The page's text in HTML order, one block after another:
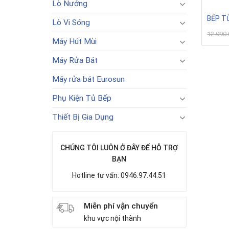
Lò Nướng
Lò Vi Sóng
Máy Hút Mùi
Máy Rửa Bát
Máy rửa bát Eurosun
Phụ Kiện Tủ Bếp
Thiết Bị Gia Dụng
CHÚNG TÔI LUÔN Ở ĐÂY ĐỂ HỖ TRỢ
BẠN
Hotline tư vấn: 0946.97.44.51
Miễn phí vận chuyển
khu vực nội thành
BẾP